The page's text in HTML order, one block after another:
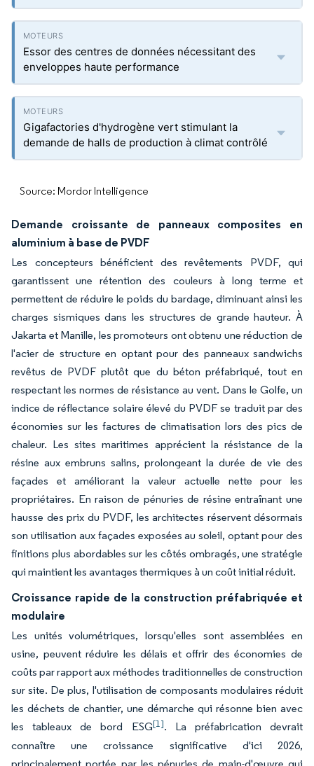
Essor des centres de données nécessitant des
enveloppes haute performance
Gigafactories d'hydrogène vert stimulant la
demande de halls de production à climat contrôlé
Source: Mordor Intelligence
Demande croissante de panneaux composites en
aluminium à base de PVDF
Les concepteurs bénéficient des revêtements PVDF, qui
garantissent une rétention des couleurs à long terme et
permettent de réduire le poids du bardage, diminuant ainsi les
charges sismiques dans les structures de grande hauteur. À
Jakarta et Manille, les promoteurs ont obtenu une réduction de
l'acier de structure en optant pour des panneaux sandwichs
revêtus de PVDF plutôt que du béton préfabriqué, tout en
respectant les normes de résistance au vent. Dans le Golfe, un
indice de réflectance solaire élevé du PVDF se traduit par des
économies sur les factures de climatisation lors des pics de
chaleur. Les sites maritimes apprécient la résistance de la
résine aux embruns salins, prolongeant la durée de vie des
façades et améliorant la valeur actuelle nette pour les
propriétaires. En raison de pénuries de résine entraînant une
hausse des prix du PVDF, les architectes réservent désormais
son utilisation aux façades exposées au soleil, optant pour des
finitions plus abordables sur les côtés ombragés, une stratégie
qui maintient les avantages thermiques à un coût initial réduit.
Croissance rapide de la construction préfabriquée et
modulaire
Les unités volumétriques, lorsqu'elles sont assemblées en
usine, peuvent réduire les délais et offrir des économies de
coûts par rapport aux méthodes traditionnelles de construction
sur site. De plus, l'utilisation de composants modulaires réduit
les déchets de chantier, une démarche qui résonne bien avec
les tableaux de bord ESG[1]. La préfabrication devrait
connaître une croissance significative d'ici 2026,